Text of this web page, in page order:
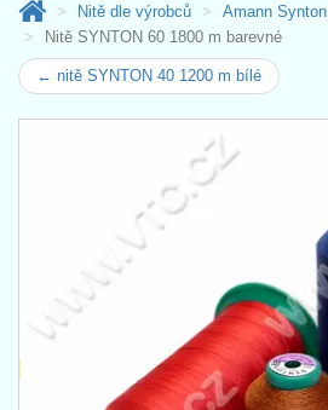
Nitě dle výrobců
Amann Synton
Nitě SYNTON 60 1800 m barevné
← nitě SYNTON 40 1200 m bílé